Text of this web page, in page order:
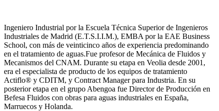
Ingeniero Industrial por la Escuela Técnica Superior de Ingenieros
Industriales de Madrid (E.T.S.I.I.M.), EMBA por la EAE Business
School, con más de veinticinco años de experiencia predominando
en el tratamiento de aguas.Fue profesor de Mecánica de Fluidos y
Mecanismos del CNAM. Durante su etapa en Veolia desde 2001,
era el especialista de producto de los equipos de tratamiento
Actiflo® y CDITM, y Contract Manager para Industria. En su
posterior etapa en el grupo Abengoa fue Director de Producción en
Befesa Fluidos con obras para aguas industriales en España,
Marruecos y Holanda.